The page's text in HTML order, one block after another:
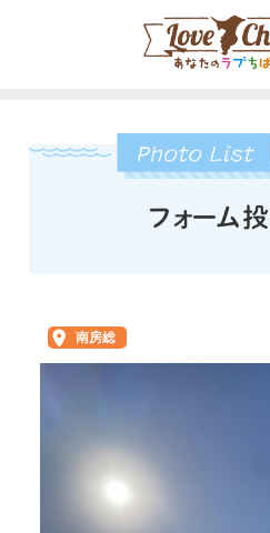
南房総